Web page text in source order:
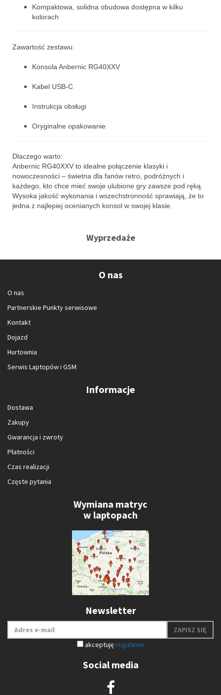
Kompaktowa, solidna obudowa dostępna w kilku
kolorach
Zawartość zestawu:
Konsola Anbernic RG40XXV
Kabel USB-C
Instrukcja obsługi
Oryginalne opakowanie
Dlaczego warto:
Anbernic RG40XXV to idealne połączenie klasyki i
nowoczesności – świetna dla fanów retro, podróżnych i
każdego, kto chce mieć swoje ulubione gry zawsze pod ręką.
Wysoka jakość wykonania i wszechstronność sprawiają, że to
jedna z najlepiej ocenianych konsol w swojej klasie.
Wyprzedaże
O nas
O nas
Partnerskie Punkty serwisowe
Kontakt
Dojazd
Hurtownia
Serwis Laptopów i GSM
Informacje
Dostawa
Zakupy
Gwarancja i zwroty
Płatności
Czas realizacji
Częste pytania
Wymiana matryc
w laptopach
Newsletter
ZAPISZ SIĘ
akceptujęregulamin
Social media